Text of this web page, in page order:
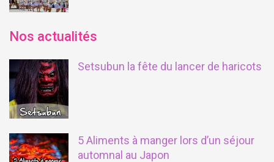
Nos actualités
Setsubun la fête du lancer de haricots
5 Aliments à manger lors d’un séjour
automnal au Japon